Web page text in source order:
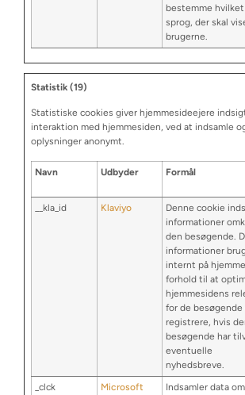
bestemme hvilket
sprog, der skal
brugerne.
Statistik (19)
Statistiske cookies giver hjemmesideejere
interaktion med hjemmesiden, ved at indsamle
oplysninger anonymt.
Navn Udbyder Formål
__kla_id
Klaviyo
Denne cookie
informationer
den besøgende.
informationer
internt på
forhold til at
hjemmesidens
for de besøgende
registrere, hvis
besøgende har
eventuelle
nyhedsbreve.
_clck Microsoft
Indsamler data om